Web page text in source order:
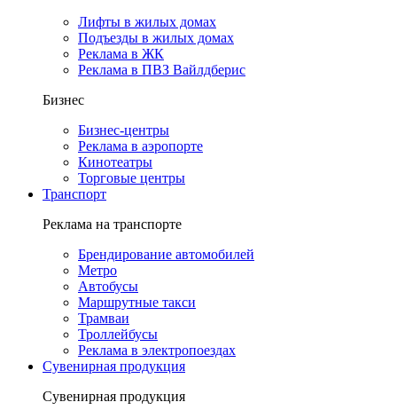
Лифты в жилых домах
Подъезды в жилых домах
Реклама в ЖК
Реклама в ПВЗ Вайлдберис
Бизнес
Бизнес-центры
Реклама в аэропорте
Кинотеатры
Торговые центры
Транспорт
Реклама на транспорте
Брендирование автомобилей
Метро
Автобусы
Маршрутные такси
Трамваи
Троллейбусы
Реклама в электропоездах
Сувенирная продукция
Сувенирная продукция